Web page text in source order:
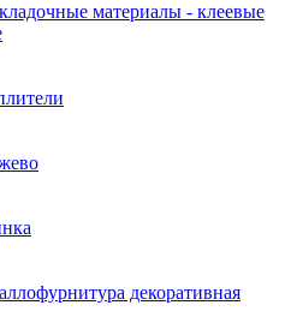
материалы - клеевые
декоративная